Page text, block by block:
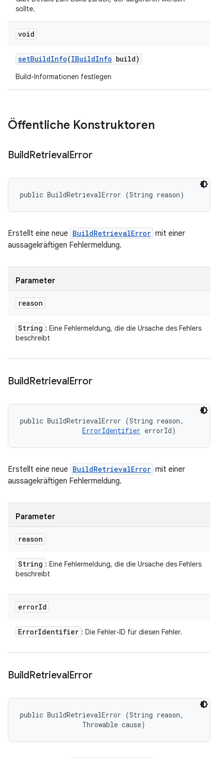
sollte.
void
setBuildInfo(IBuildInfo build)
Build-Informationen festlegen
Öffentliche Konstruktoren
BuildRetrievalError
public BuildRetrievalError (String reason)
Erstellt eine neue BuildRetrievalError mit einer
aussagekräftigen Fehlermeldung.
Parameter
reason
String : Eine Fehlermeldung, die die Ursache des Fehlers
beschreibt
BuildRetrievalError
public BuildRetrievalError (String reason,
ErrorIdentifier errorId)
Erstellt eine neue BuildRetrievalError mit einer
aussagekräftigen Fehlermeldung.
Parameter
reason
String : Eine Fehlermeldung, die die Ursache des Fehlers
beschreibt
errorId
ErrorIdentifier : Die Fehler-ID für diesen Fehler.
BuildRetrievalError
public BuildRetrievalError (String reason,
                Throwable cause)